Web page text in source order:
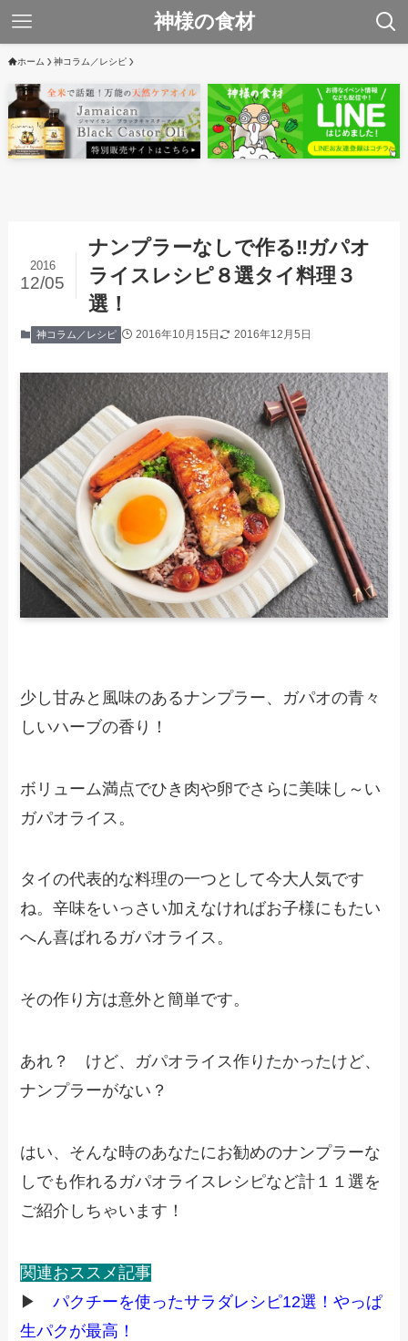
神様の食材
ホーム 神コラム／レシピ
ナンプラーなしで作る‼ガパオ
ライスレシピ８選タイ料理３
選！
2016
12/05
神コラム／レシピ 2016年10月15日 2016年12月5日
少し甘みと風味のあるナンプラー、ガパオの青々
しいハーブの香り！
ボリューム満点でひき肉や卵でさらに美味し～い
ガパオライス。
タイの代表的な料理の一つとして今大人気です
ね。辛味をいっさい加えなければお子様にもたい
へん喜ばれるガパオライス。
その作り方は意外と簡単です。
あれ？ けど、ガパオライス作りたかったけど、
ナンプラーがない？
はい、そんな時のあなたにお勧めのナンプラーな
しでも作れるガパオライスレシピなど計１１選を
ご紹介しちゃいます！
関連おススメ記事
▶パクチーを使ったサラダレシピ12選！やっぱ
生パクが最高！